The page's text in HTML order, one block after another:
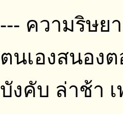
--- ความริษย
ตนเองสนอง
บังคับ ล่าช้า